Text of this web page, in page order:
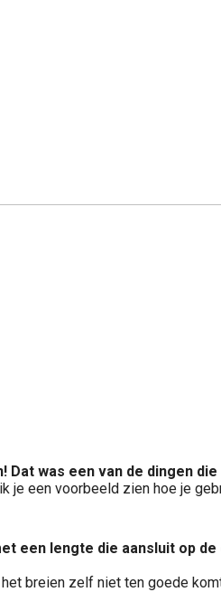
was een van de dingen
een voorbeeld zien hoe je
een lengte die aansluit op
breien zelf niet ten goede